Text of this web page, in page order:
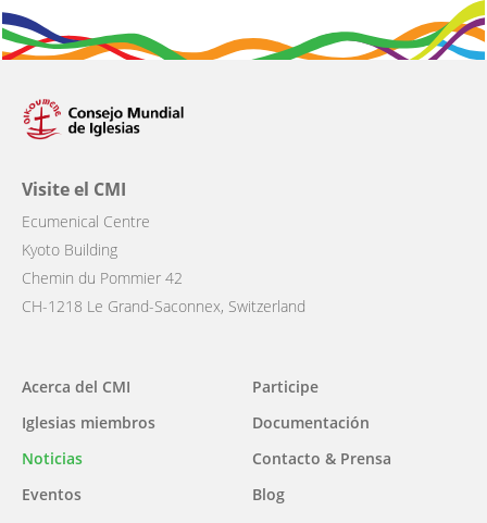
Visite el CMI
Ecumenical Centre
Kyoto Building
Chemin du Pommier 42
CH-1218 Le Grand-Saconnex, Switzerland
Main
navigation
Acerca del CMI
Iglesias miembros
Noticias
Eventos
Participe
Documentación
Contacto & Prensa
Blog